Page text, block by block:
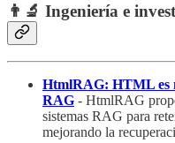
👨‍🔬 Ingeniería e
HtmlRAG: HTML es
RAG - HtmlRAG
sistemas RAG para
mejorando la